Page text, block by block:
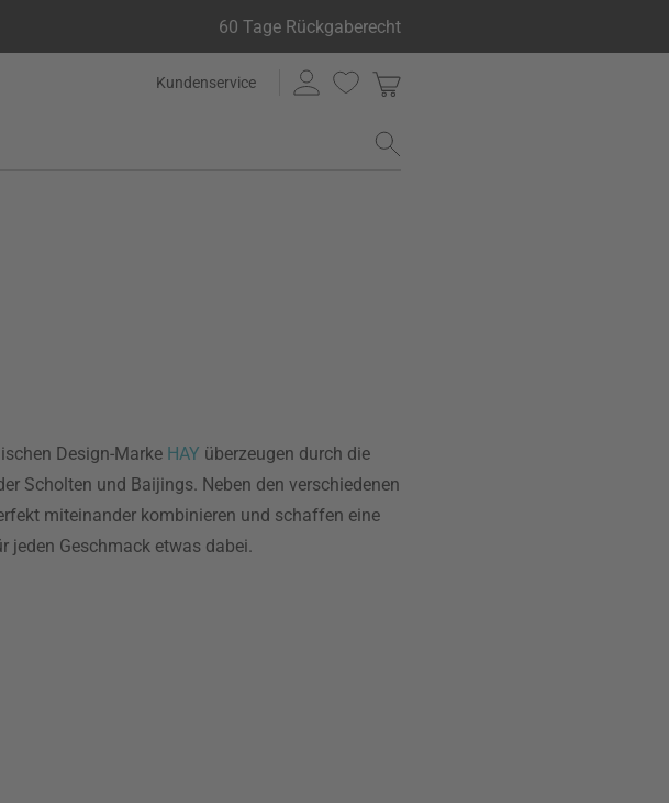
60 Tage Rückgaberecht
Kundenservice
Design-Marke HAY überzeugen durch die
Scholten und Baijings. Neben den verschiedenen
miteinander kombinieren und schaffen eine
jeden Geschmack etwas dabei.